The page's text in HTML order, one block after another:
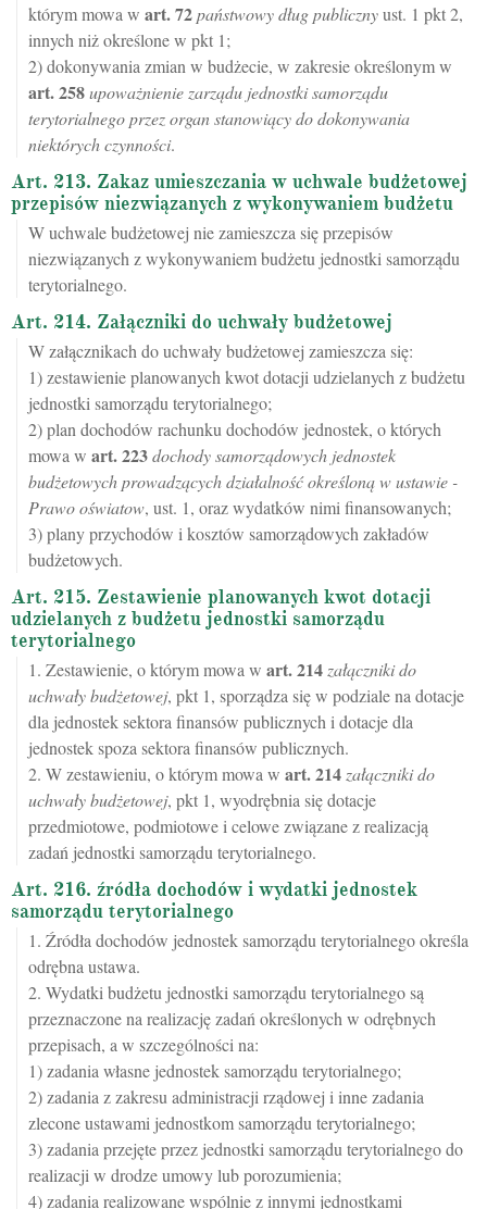
którym mowa w art.72państwowy dług publicznyust. 1 pkt 2,
innych niż określone w pkt 1;
2) dokonywania zmian w budżecie, w zakresie określonym w
art.258upoważnienie zarządu jednostki samorządu
terytorialnego przez organ stanowiący do dokonywania
niektórych czynności.
Art. 213. Zakaz umieszczania w uchwale budżetowej
przepisów niezwiązanych z wykonywaniem budżetu
W uchwale budżetowej nie zamieszcza się przepisów
niezwiązanych z wykonywaniem budżetu jednostki samorządu
terytorialnego.
Art. 214. Załączniki do uchwały budżetowej
W załącznikach do uchwały budżetowej zamieszcza się:
1) zestawienie planowanych kwot dotacji udzielanych z budżetu
jednostki samorządu terytorialnego;
2) plan dochodów rachunku dochodów jednostek, o których
mowa w art.223dochody samorządowych jednostek
budżetowych prowadzących działalność określoną w ustawie -
Prawo oświatow, ust. 1, oraz wydatków nimi finansowanych;
3) plany przychodów i kosztów samorządowych zakładów
budżetowych.
Art. 215. Zestawienie planowanych kwot dotacji
udzielanych z budżetu jednostki samorządu
terytorialnego
1. Zestawienie, o którym mowa w art.214 załączniki do
uchwały budżetowej, pkt 1, sporządza się w podziale na dotacje
dla jednostek sektora finansów publicznych i dotacje dla
jednostek spoza sektora finansów publicznych.
2. W zestawieniu, o którym mowa w art.214 załączniki do
uchwały budżetowej, pkt 1, wyodrębnia się dotacje
przedmiotowe, podmiotowe i celowe związane z realizacją
zadań jednostki samorządu terytorialnego.
Art. 216. źródła dochodów i wydatki jednostek
samorządu terytorialnego
1. Źródła dochodów jednostek samorządu terytorialnego określa
odrębna ustawa.
2. Wydatki budżetu jednostki samorządu terytorialnego są
przeznaczone na realizację zadań określonych w odrębnych
przepisach, a w szczególności na:
1) zadania własne jednostek samorządu terytorialnego;
2) zadania z zakresu administracji rządowej i inne zadania
zlecone ustawami jednostkom samorządu terytorialnego;
3) zadania przejęte przez jednostki samorządu terytorialnego do
realizacji w drodze umowy lub porozumienia;
4) zadania realizowane wspólnie z innymi jednostkami